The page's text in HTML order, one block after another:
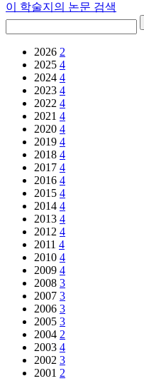
이 학술지의 논문 검색
2026 2
2025 4
2024 4
2023 4
2022 4
2021 4
2020 4
2019 4
2018 4
2017 4
2016 4
2015 4
2014 4
2013 4
2012 4
2011 4
2010 4
2009 4
2008 3
2007 3
2006 3
2005 3
2004 2
2003 4
2002 3
2001 2